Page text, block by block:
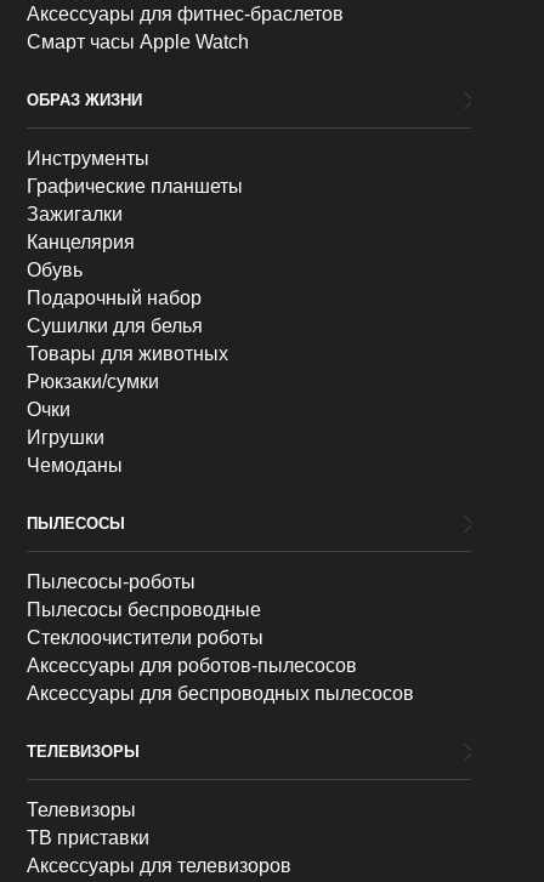
Аксессуары для фитнес-браслетов
Смарт часы Apple Watch
ОБРАЗ ЖИЗНИ
Инструменты
Графические планшеты
Зажигалки
Канцелярия
Обувь
Подарочный набор
Сушилки для белья
Товары для животных
Рюкзаки/сумки
Очки
Игрушки
Чемоданы
ПЫЛЕСОСЫ
Пылесосы-роботы
Пылесосы беспроводные
Стеклоочистители роботы
Аксессуары для роботов-пылесосов
Аксессуары для беспроводных пылесосов
ТЕЛЕВИЗОРЫ
Телевизоры
ТВ приставки
Аксессуары для телевизоров